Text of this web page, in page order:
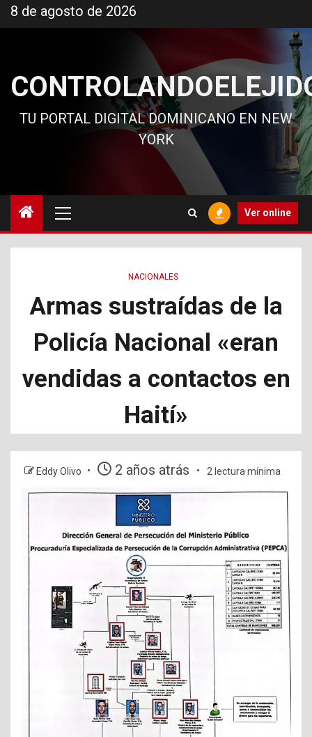
al
8 de agosto de 2026
TU PORTAL DIGITAL DOMINICANO EN NEW
YORK
principal
Ver online
NACIONALES
Armas sustraídas de la
Policía Nacional «eran
vendidas a contactos en
Haití»
Eddy Olivo 2 años atrás 2 lectura mínima